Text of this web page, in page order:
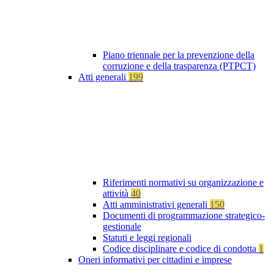
Piano triennale per la prevenzione della
corruzione e della trasparenza (PTPCT)
Atti generali 199
Riferimenti normativi su organizzazione e
attività 40
Atti amministrativi generali 150
Documenti di programmazione strategico-
gestionale
Statuti e leggi regionali
Codice disciplinare e codice di condotta 1
Oneri informativi per cittadini e imprese